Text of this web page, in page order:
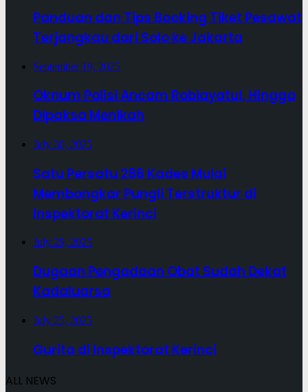
Panduan dan Tips Booking Tiket Pesawat
Terjangkau dari Solo ke Jakarta
September 19, 2025
Oknum Polisi Ancam Robiayatul, Hingga
Dipaksa Menikah
July 30, 2025
Satu Persatu 286 Kades Mulai
Membongkar Pungli Terstruktur di
Inspektorat Kerinci
July 29, 2025
Dugaan Pengadaan Obat Sudah Dekat
Kadaluarsa
July 25, 2025
Gurita di Inspektorat Kerinci
ALL NEWS